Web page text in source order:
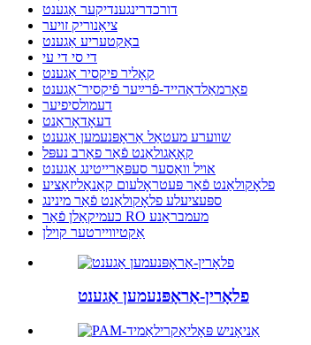
דורכדרינגענדיקער אַגענט
ציאַנוריק זויער
באַקטעריע אַגענט
די סי די עי
קאָליר פיקסיר אַגענט
פאָרמאַלדאַהייד-פֿרײַער פֿיקסיר־אַגענט
דעמולסיפיער
דעאָדאָראַנט
שווערע מעטאַל אַראָפּנעמען אַגענט
קאָאַגולאַנט פֿאַר פאַרב נעפּל
אויל וואַסער סעפּאַרייטינג אַגענט
פלאָקולאַנט פֿאַר פּעטראָלעום קאַנאַליזאַציע
ספּעציעלע פלאָקולאַנט פֿאַר מינינג
כעמיקאַלן פֿאַר RO מעמבראַנע
אַקטיוויירטער קוילן
פלאָרין-אַראָפּנעמען אַגענט